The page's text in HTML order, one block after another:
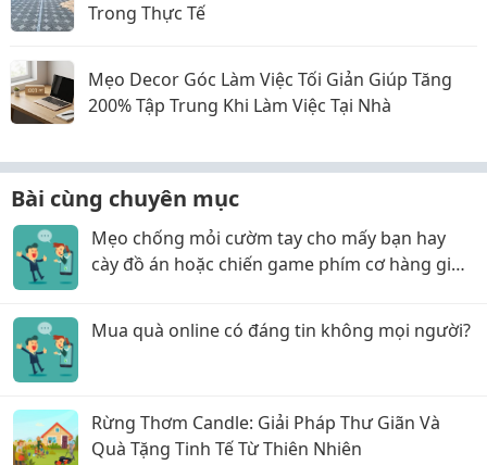
Trong Thực Tế
Mẹo Decor Góc Làm Việc Tối Giản Giúp Tăng
200% Tập Trung Khi Làm Việc Tại Nhà
Bài cùng chuyên mục
Mẹo chống mỏi cườm tay cho mấy bạn hay
cày đồ án hoặc chiến game phím cơ hàng giờ
Mua quà online có đáng tin không mọi người?
Rừng Thơm Candle: Giải Pháp Thư Giãn Và
Quà Tặng Tinh Tế Từ Thiên Nhiên